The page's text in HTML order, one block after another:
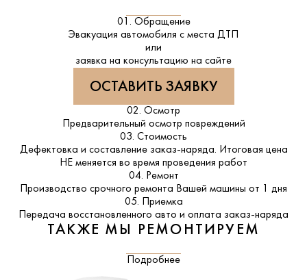
01. Обращение
Эвакуация автомобиля с места ДТП
или
заявка на консультацию на сайте
ОСТАВИТЬ ЗАЯВКУ
02. Осмотр
Предварительный осмотр повреждений
03. Стоимость
Дефектовка и составление заказ-наряда. Итоговая цена
НЕ меняется во время проведения работ
04. Ремонт
Производство срочного ремонта Вашей машины от 1 дня
05. Приемка
Передача восстановленного авто и оплата заказ-наряда
ТАКЖЕ МЫ РЕМОНТИРУЕМ
Подробнее